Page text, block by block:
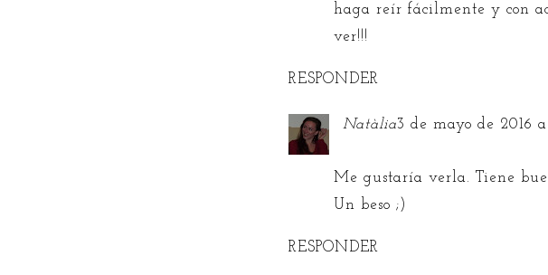
haga reír fácilmente y con
ver!!!
RESPONDER
Natàlia3 de mayo de 2016
Me gustaría verla. Tiene
Un beso ;)
RESPONDER